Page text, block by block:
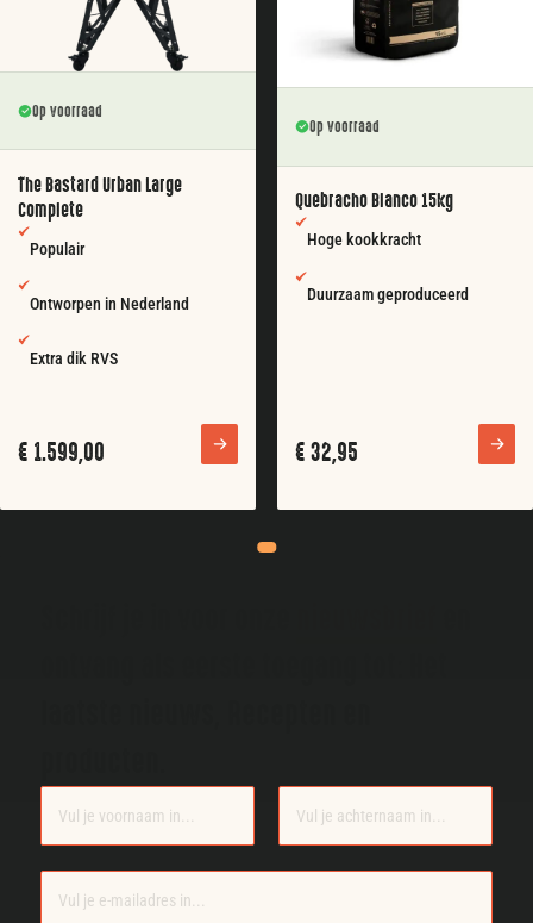
Op voorraad
The Bastard Urban Large
Complete
Populair
Ontworpen in Nederland
Extra dik RVS
€ 1.599,00
Op voorraad
Quebracho Blanco 15kg
Hoge kookkracht
Duurzaam geproduceerd
€ 32,95
Section